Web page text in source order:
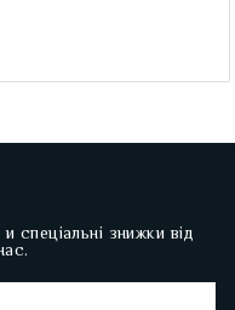
спеціальні знижки від